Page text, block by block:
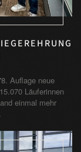
Auflage neue
Läuferinnen
einmal mehr